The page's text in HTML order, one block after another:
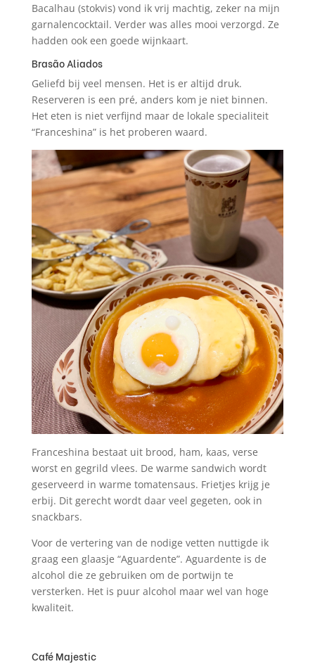
Bacalhau (stokvis) vond ik vrij machtig, zeker na mijn
garnalencocktail. Verder was alles mooi verzorgd. Ze
hadden ook een goede wijnkaart.
Brasão Aliados
Geliefd bij veel mensen. Het is er altijd druk.
Reserveren is een pré, anders kom je niet binnen.
Het eten is niet verfijnd maar de lokale specialiteit
“Franceshina” is het proberen waard.
Franceshina bestaat uit brood, ham, kaas, verse
worst en gegrild vlees. De warme sandwich wordt
geserveerd in warme tomatensaus. Frietjes krijg je
erbij. Dit gerecht wordt daar veel gegeten, ook in
snackbars.
Voor de vertering van de nodige vetten nuttigde ik
graag een glaasje “Aguardente”. Aguardente is de
alcohol die ze gebruiken om de portwijn te
versterken. Het is puur alcohol maar wel van hoge
kwaliteit.
Café Majestic